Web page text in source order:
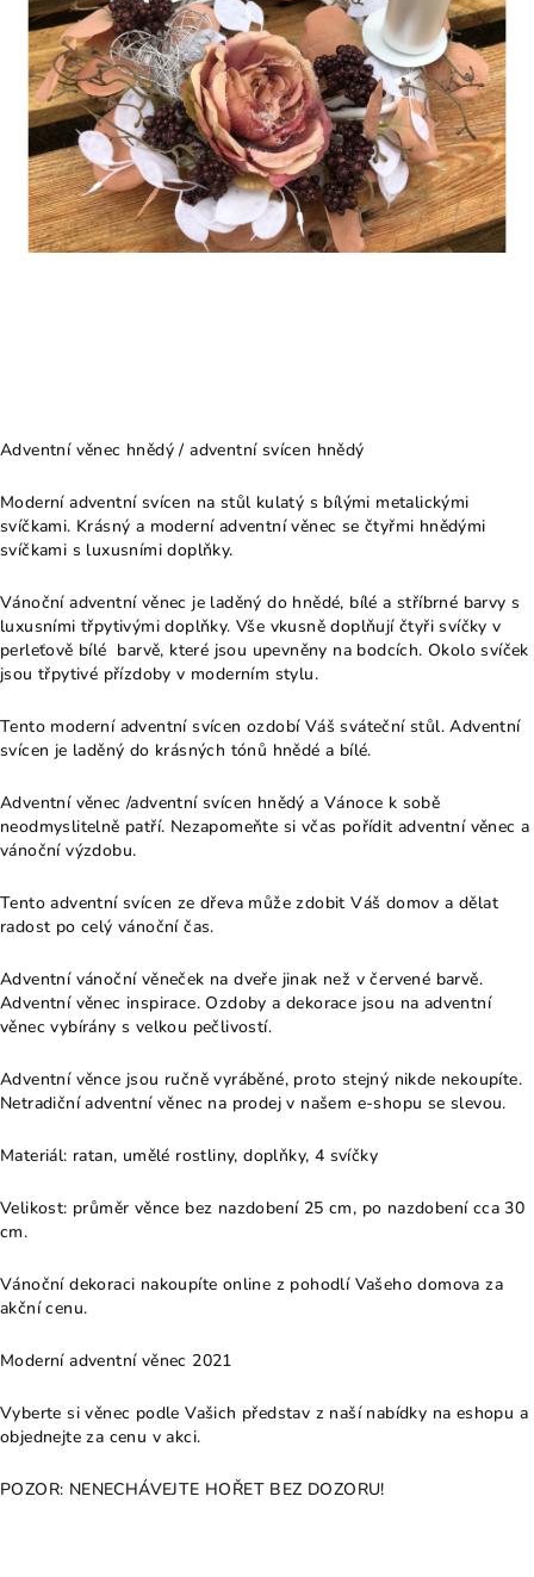
Adventní věnec hnědý / adventní svícen hnědý
Moderní adventní svícen na stůl kulatý s bílými metalickými
svíčkami. Krásný a moderní adventní věnec se čtyřmi hnědými
svíčkami s luxusními doplňky.
Vánoční adventní věnec je laděný do hnědé, bílé a stříbrné barvy s
luxusními třpytivými doplňky. Vše vkusně doplňují čtyři svíčky v
perleťově bílé barvě, které jsou upevněny na bodcích. Okolo svíček
jsou třpytivé přízdoby v moderním stylu.
Tento moderní adventní svícen ozdobí Váš sváteční stůl. Adventní
svícen je laděný do krásných tónů hnědé a bílé.
Adventní věnec /adventní svícen hnědý a Vánoce k sobě
neodmyslitelně patří. Nezapomeňte si včas pořídit adventní věnec a
vánoční výzdobu.
Tento adventní svícen ze dřeva může zdobit Váš domov a dělat
radost po celý vánoční čas.
Adventní vánoční věneček na dveře jinak než v červené barvě.
Adventní věnec inspirace. Ozdoby a dekorace jsou na adventní
věnec vybírány s velkou pečlivostí.
Adventní věnce jsou ručně vyráběné, proto stejný nikde nekoupíte.
Netradiční adventní věnec na prodej v našem e-shopu se slevou.
Materiál: ratan, umělé rostliny, doplňky, 4 svíčky
Velikost: průměr věnce bez nazdobení 25 cm, po nazdobení cca 30
cm.
Vánoční dekoraci nakoupíte online z pohodlí Vašeho domova za
akční cenu.
Moderní adventní věnec 2021
Vyberte si věnec podle Vašich představ z naší nabídky na eshopu a
objednejte za cenu v akci.
POZOR: NENECHÁVEJTE HOŘET BEZ DOZORU!